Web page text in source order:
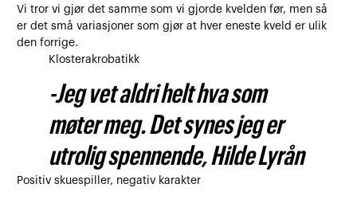
Vi tror vi gjør det samme som vi gjorde kvelden før, men så
er det små variasjoner som gjør at hver eneste kveld er ulik
den forrige.
Klosterakrobatikk
-Jeg vet aldri helt hva som
møter meg. Det synes jeg er
utrolig spennende, Hilde Lyrån
Positiv skuespiller, negativ karakter